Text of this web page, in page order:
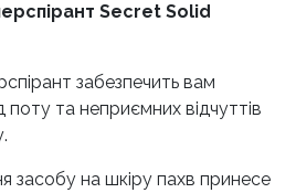
Secret Solid
забезпечить вам
поту та неприємних відчуттів
засобу на шкіру пахв принесе